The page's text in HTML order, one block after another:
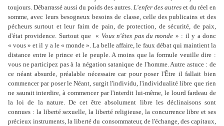
toujours. Débarrassé aussi du poids des autres. L'enfer des autres et du réel en
somme, avec leurs besogneux besoins de classe, celle des publicains et des
pécheurs surtout et leur faim de pain, de protection, de sécurité, de paix,
d'état providence. Surtout que « Vous n'êtes pas du monde » : il y a donc
« vous » et il y a le « monde ». La belle affaire, le faux débat qui maintient la
distance entre le prince et le peuple. A moins que la formule veuille dire :
vous ne participez pas à la négation satanique de l'homme. Autre astuce : de
ce néant absurde, préalable nécessaire car pour poser l'Être il fallait bien
commencer par poser le Néant, surgit l'individu, l'individualité libre que rien
ne saurait interdire, à commencer par l'interdit lui-même, le lourd fardeau de
la loi de la nature. De cet être absolument libre les déclinaisons sont
connues : la liberté sexuelle, la liberté religieuse, la concurrence libre et ses
précieux instruments, la liberté du consommateur, de l'échange, des capitaux,